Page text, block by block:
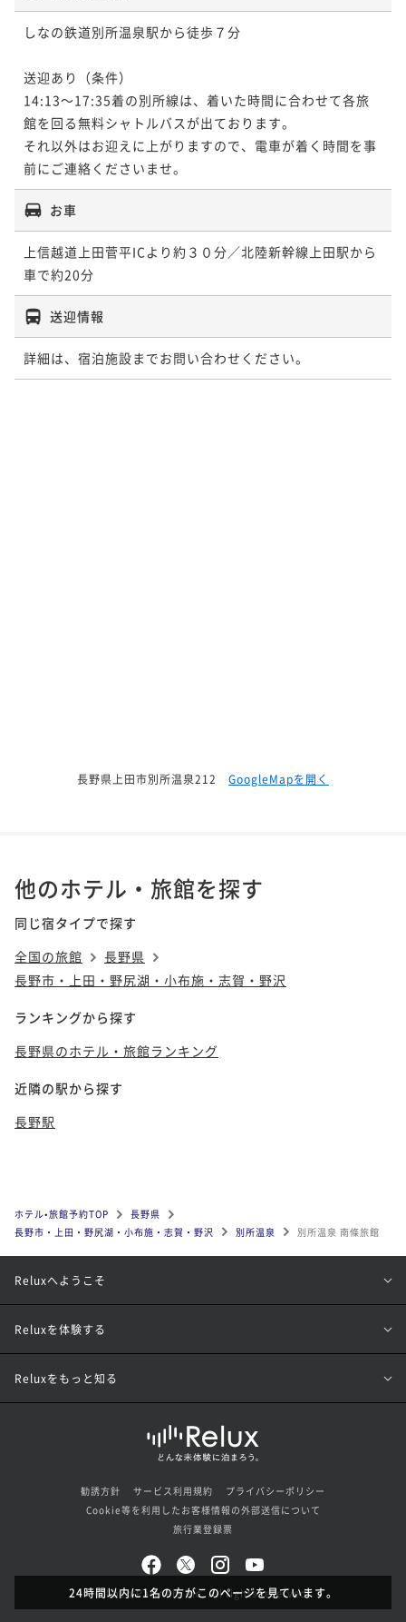
24時間以内に1名の方がこのページを見ています。
しなの鉄道別所温泉駅から徒歩７分
送迎あり（条件）
14:13～17:35着の別所線は、着いた時間に合わせて各旅
館を回る無料シャトルバスが出ております。
それ以外はお迎えに上がりますので、電車が着く時間を事
前にご連絡くださいませ。
お車
上信越道上田菅平ICより約３０分／北陸新幹線上田駅から
送迎情報
詳細は、宿泊施設までお問い合わせください。
長野県上田市別所温泉212 GoogleMapを開く
他のホテル・旅館を探す
同じ宿タイプで探す
全国の旅館
長野県
長野市・上田・野尻湖・小布施・志賀・野沢
ランキングから探す
長野県のホテル・旅館ランキング
近隣の駅から探す
長野駅
ホテル•旅館予約TOP
長野県
長野市・上田・野尻湖・小布施・志賀・野沢
別所温泉 別所温泉 南條旅館
Reluxへようこそ
Reluxを体験する
Reluxをもっと知る
勧誘方針 サービス利用規約
プライバシーポリシー
Cookie等を利用したお客様情報の外部送信について
旅行業登録票
© Loco Partners Inc. All rights reserved.